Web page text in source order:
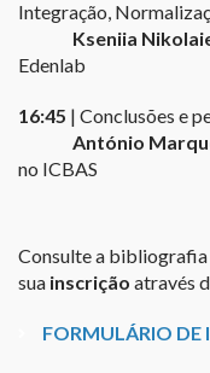
Integração,
Kseniia
Edenlab
16:45 | Conclusões e
António
no ICBAS
Consulte a bibliografia
sua inscrição através
FORMULÁRIO DE